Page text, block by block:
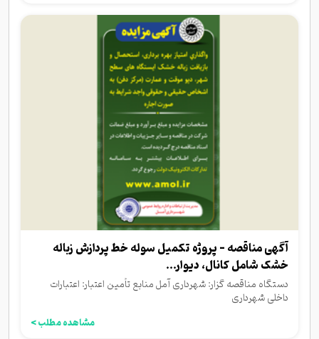
آگهی مناقصه - پروژه تکمیل سوله خط پردازش زباله
خشک شامل کانال، دیوار...
دستگاه مناقصه گزار: شهرداری آمل منابع تأمین اعتبار: اعتبارات
داخلی شهرداری
مشاهده مطلب >